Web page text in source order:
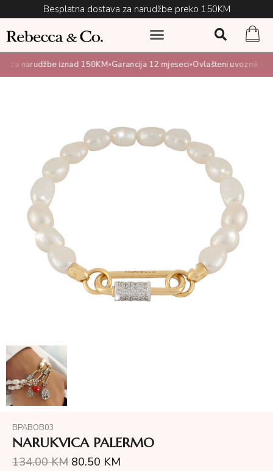
Besplatna dostava za narudžbe preko 150KM
narudžbe iznad 150KM•Garancija 12 mjeseci•Ovlašteni uvoznik i
BPABOB03
NARUKVICA PALERMO
134.00KM 80.50 KM